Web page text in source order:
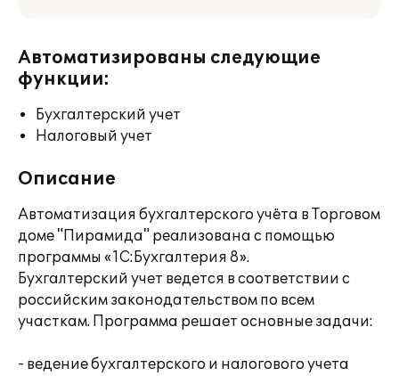
Автоматизированы следующие
функции:
Бухгалтерский учет
Налоговый учет
Описание
Автоматизация бухгалтерского учёта в Торговом
доме "Пирамида" реализована с помощью
программы «1С:Бухгалтерия 8».
Бухгалтерский учет ведется в соответствии с
российским законодательством по всем
участкам. Программа решает основные задачи:
- ведение бухгалтерского и налогового учета